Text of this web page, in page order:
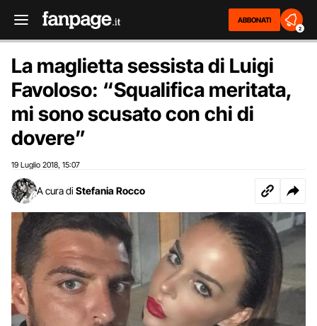
ABBONATI
2
La maglietta sessista di Luigi
Favoloso: “Squalifica meritata,
mi sono scusato con chi di
dovere”
19 Luglio 2018 15:07
A cura di Stefania Rocco